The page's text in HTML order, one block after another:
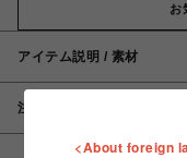
お
アイテム説明 / 素材
注意事項
<About foreign